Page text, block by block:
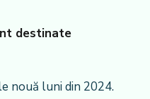
destinate
nouă luni din 2024.